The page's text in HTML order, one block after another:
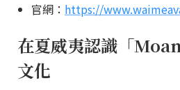
官網： https://
在夏威夷認識「
文化